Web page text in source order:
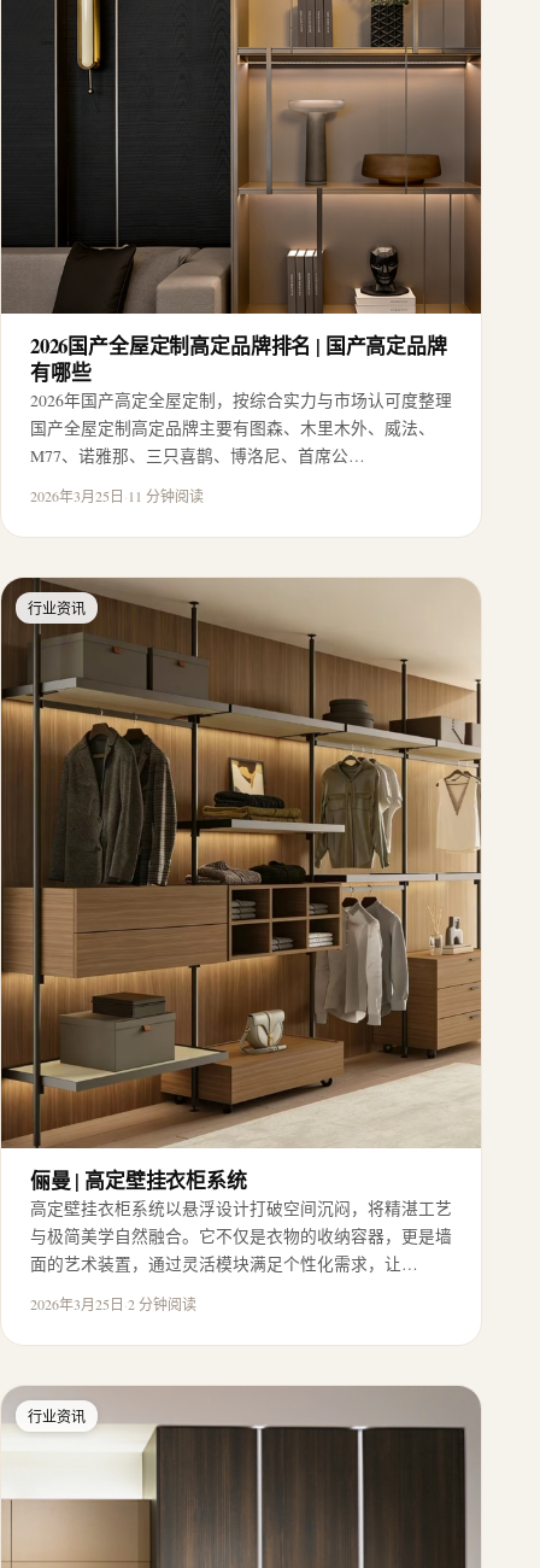
2026国产全屋定制高定品牌排名 | 国产高定品牌
有哪些
2026年国产高定全屋定制，按综合实力与市场认可度整理
国产全屋定制高定品牌主要有图森、木里木外、威法、
M77、诺雅那、三只喜鹊、博洛尼、首席公…
2026年3月25日·11 分钟阅读
行业资讯
俪曼 | 高定壁挂衣柜系统
高定壁挂衣柜系统以悬浮设计打破空间沉闷，将精湛工艺
与极简美学自然融合。它不仅是衣物的收纳容器，更是墙
面的艺术装置，通过灵活模块满足个性化需求，让…
2026年3月25日·2 分钟阅读
行业资讯